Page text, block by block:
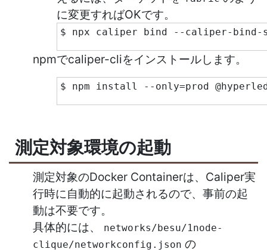
に変更すればOKです。
$ npx caliper bind --caliper-bind-
npmでcaliper-cliをインストールします。
$ npm install --only=prod
測定対象環境の起動
測定対象のDocker Containerは、Caliper実
行時に自動的に起動されるので、事前の起
動は不要です。
具体的には、
networks/besu/1node-
clique/networkconfig.json の